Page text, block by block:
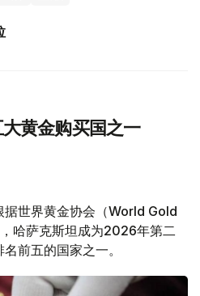
黄金购买国之一
据世界黄金协会（World Gold
哈萨克斯坦成为2026年第二
前五的国家之一。